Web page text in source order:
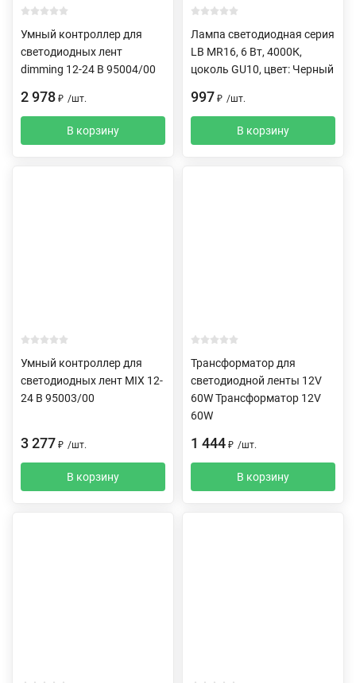
Умный контроллер для
светодиодных лент
dimming 12-24 В 95004/00
2 978 ₽ /шт.
В корзину
Лампа светодиодная серия
LB MR16, 6 Вт, 4000К,
цоколь GU10, цвет: Черный
997 ₽ /шт.
В корзину
Умный контроллер для
светодиодных лент MIX 12-
24 В 95003/00
3 277 ₽ /шт.
В корзину
Трансформатор для
светодиодной ленты 12V
60W Трансформатор 12V
60W
1 444 ₽ /шт.
В корзину